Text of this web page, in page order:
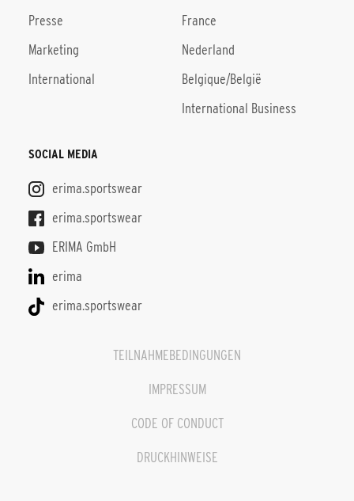
Presse
Marketing
International
France
Nederland
Belgique/België
International Business
SOCIAL MEDIA
erima.sportswear
erima.sportswear
ERIMA GmbH
erima
erima.sportswear
TEILNAHMEBEDINGUNGEN
IMPRESSUM
CODE OF CONDUCT
DRUCKHINWEISE